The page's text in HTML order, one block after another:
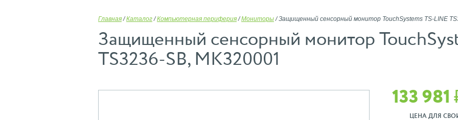
Главная /Каталог /Компьютерная периферия /Мониторы /Защищенный сенсорный монитор TouchSystems TS-LINE
Защищенный сенсорный монитор
TS3236-SB, MK320001
133 981
ЦЕНА ДЛЯ